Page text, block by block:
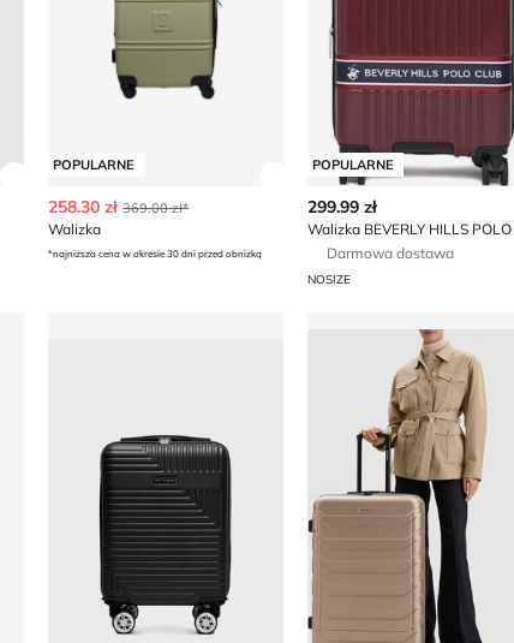
POPULARNE
Zobacz szczegóły produktu
258.30 zł 369.00 zł*
Walizka
*najniższa cena w okresie 30 dni przed obniżką
POPULARNE
299.99 zł
Darmowa dostawa
NOSIZE
Walizka na jesień Gino